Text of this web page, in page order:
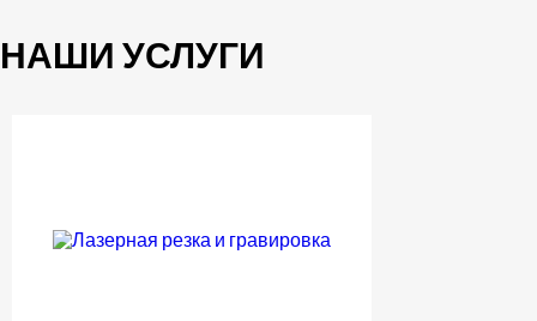
НАШИ УСЛУГИ